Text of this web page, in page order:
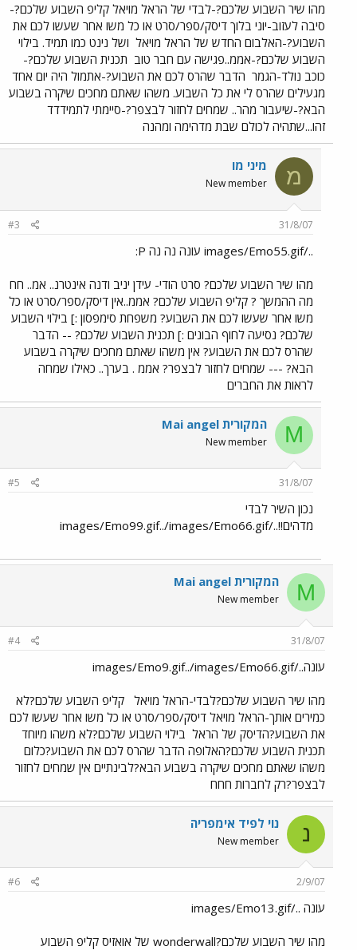
מהו שיר השבוע שלכם?-לבדי של הראל מויאל קליפ השבוע שלכם?-
סיבה לעזוב-יוני בלוך דיסק/ספר/סרט או כל משו אחר שעשו לכם את
השבוע?-האלבום החדש של הראל מויאל ושל נינט כמו תמיד. בילוי
השבוע שלכם?-אממ..פגישה עם חבר טוב תכנית השבוע שלכם?-
כוכב נולד-הגמר הדבר שהרס לכם את השבוע?-אתמול היה יום אחד
מגעילים שהרס לי את כל השבוע. משהו שאתם מחכים שיקרה בשבוע
הבא?-שיעבור מהר.. שמחים לחזור לבצפר?-סיימתי לתמידדד
זהו...שתהיה לכולם שבת מדהימה ומהנה
מ מיני מו
New member
31/8/07
#3
../images/Emo55.gif עונה נה נה P:
מהו שיר השבוע שלכם? סרט הודי- עידן יניב ודנה אינטרנ.. אמ.. חח
מה ההמשך ? קליפ השבוע שלכם? אממ..אין דיסק/ספר/סרט או כל
משו אחר שעשו לכם את השבוע? משפחת סימפסון :] בילוי השבוע
שלכם? נסיעה לחוף הבונים :] תכנית השבוע שלכם? -- הדבר
שהרס לכם את השבוע? אין משהו שאתם מחכים שיקרה בשבוע
הבא? --- שמחים לחזור לבצפר? אממ . בערך.. כאילו שמחה
לראות את החברים
M Mai angel המקורית
New member
31/8/07
#5
נכון השיר לבדי
מדהים!!../images/Emo99.gif../images/Emo66.gif
M Mai angel המקורית
New member
31/8/07
#4
עונה../images/Emo9.gif../images/Emo66.gif
מהו שיר השבוע שלכם?לבדי-הראל מויאל קליפ השבוע שלכם?לא
כמירים אותך-הראל מויאל דיסק/ספר/סרט או כל משו אחר שעשו לכם
את השבוע?הדיסק של הראל בילוי השבוע שלכם?לא משהו מיוחד
תכנית השבוע שלכם?האלופה הדבר שהרס לכם את השבוע?כלום
משהו שאתם מחכים שיקרה בשבוע הבא?לבינתיים אין שמחים לחזור
לבצפר?רק לחברות חחח
נ נוי לפיד אימפריה
New member
2/9/07
#6
עונה ../images/Emo13.gif
מהו שיר השבוע שלכם?wonderwall של אואזיס קליפ השבוע